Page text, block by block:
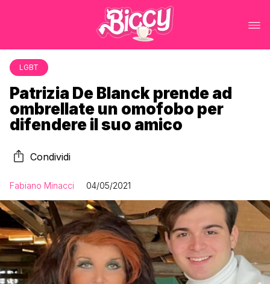
LGBT
Patrizia De Blanck prende ad
ombrellate un omofobo per
difendere il suo amico
Condividi
Fabiano Minacci 04/05/2021